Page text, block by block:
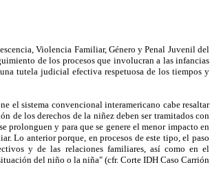
Violencia Familiar, Género y Penal Juvenil del
de los procesos que involucran a las infancias
tutela judicial efectiva respetuosa de los tiempos y
el sistema convencional interamericano cabe resaltar
de los derechos de la niñez deben ser tramitados con
y para que se genere el menor impacto en
Lo anterior porque, en procesos de este tipo, el paso
y de las relaciones familiares, así como en el
del niño o la niña" (cfr. Corte IDH Caso Carrión